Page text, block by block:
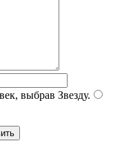
выбрав Звезду.